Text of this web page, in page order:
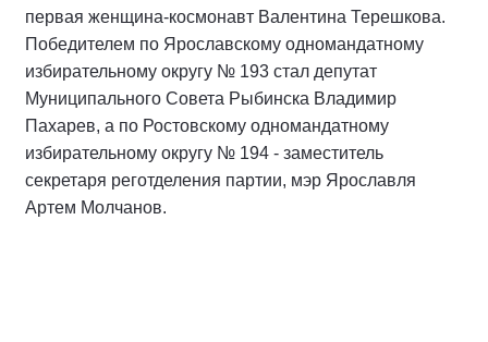
первая женщина-космонавт Валентина Терешкова.
Победителем по Ярославскому одномандатному
избирательному округу № 193 стал депутат
Муниципального Совета Рыбинска Владимир
Пахарев, а по Ростовскому одномандатному
избирательному округу № 194 - заместитель
секретаря реготделения партии, мэр Ярославля
Артем Молчанов.